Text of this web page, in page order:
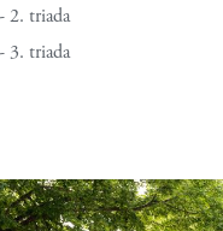
2. triada
3. triada